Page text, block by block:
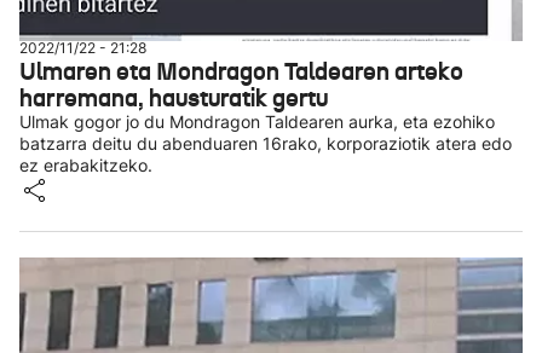
2022/11/22 - 21:28
Ulmaren eta Mondragon Taldearen arteko
harremana, hausturatik gertu
Ulmak gogor jo du Mondragon Taldearen aurka, eta ezohiko
batzarra deitu du abenduaren 16rako, korporaziotik atera edo
ez erabakitzeko.